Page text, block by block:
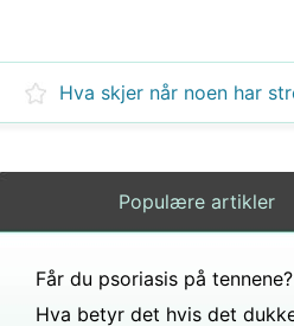
Populære artikler
Får du psoriasis på tennene?